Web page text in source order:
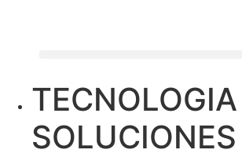
TECNOLOGIA
SOLUCIONES